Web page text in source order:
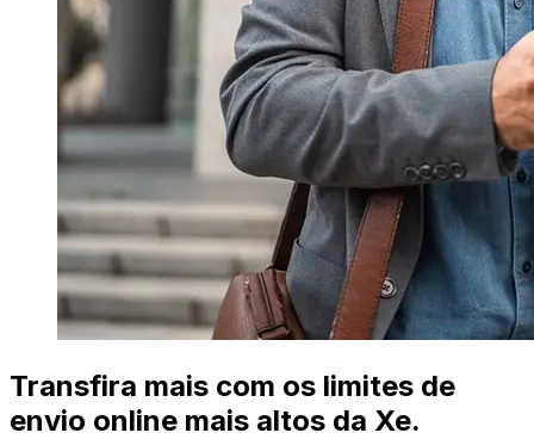
Transfira mais com os limites de
envio online mais altos da Xe.